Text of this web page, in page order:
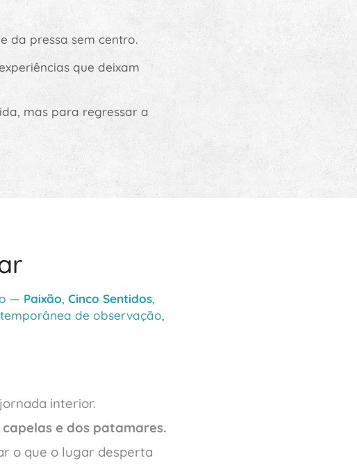
da pressa sem centro.
que deixam
mas para regressar a
— Paixão, Cinco Sentidos,
de observação,
interior.
e dos patamares.
o que o lugar desperta